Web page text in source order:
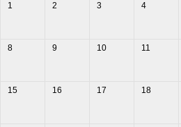
1
2 3 4
8 9 10 11
15 16 17 18